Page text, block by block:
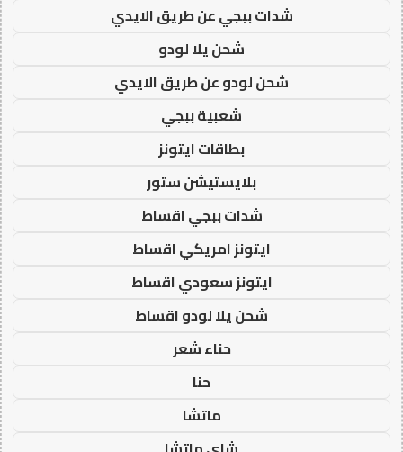
شدات ببجي عن طريق الايدي
شحن يلا لودو
شحن لودو عن طريق الايدي
شعبية ببجي
بطاقات ايتونز
بلايستيشن ستور
شدات ببجي اقساط
ايتونز امريكي اقساط
ايتونز سعودي اقساط
شحن يلا لودو اقساط
حناء شعر
حنا
ماتشا